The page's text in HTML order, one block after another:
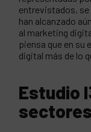
entrevistados, se
han alcanzado
al marketing
piensa que en su
digital más de lo
Estudio
sectores